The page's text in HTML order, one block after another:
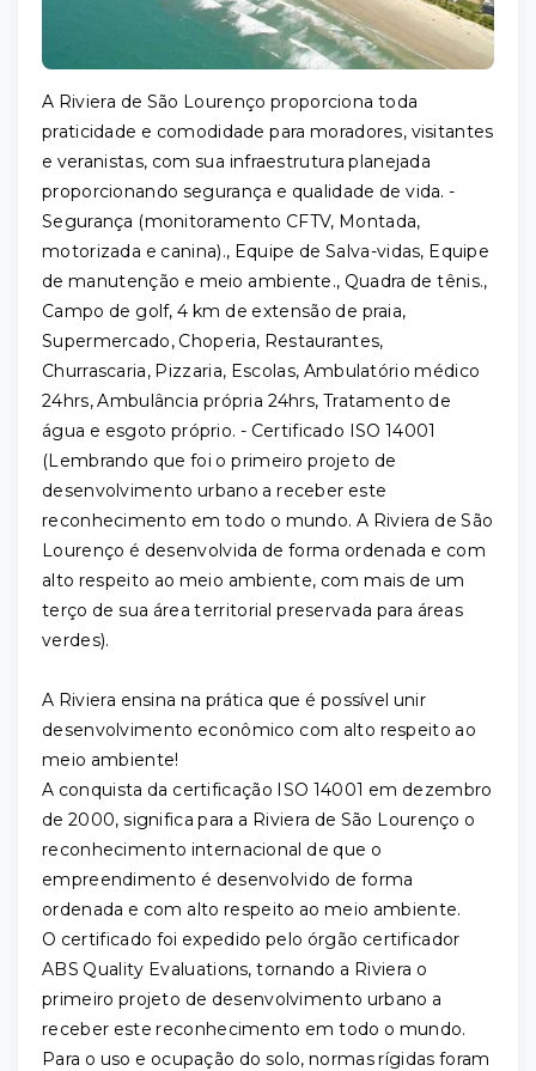
A Riviera de São Lourenço proporciona toda
praticidade e comodidade para moradores, visitantes
e veranistas, com sua infraestrutura planejada
proporcionando segurança e qualidade de vida. -
Segurança (monitoramento CFTV, Montada,
motorizada e canina)., Equipe de Salva-vidas, Equipe
de manutenção e meio ambiente., Quadra de tênis.,
Campo de golf, 4 km de extensão de praia,
Supermercado, Choperia, Restaurantes,
Churrascaria, Pizzaria, Escolas, Ambulatório médico
24hrs, Ambulância própria 24hrs, Tratamento de
água e esgoto próprio. - Certificado ISO 14001
(Lembrando que foi o primeiro projeto de
desenvolvimento urbano a receber este
reconhecimento em todo o mundo. A Riviera de São
Lourenço é desenvolvida de forma ordenada e com
alto respeito ao meio ambiente, com mais de um
terço de sua área territorial preservada para áreas
verdes).
A Riviera ensina na prática que é possível unir
desenvolvimento econômico com alto respeito ao
meio ambiente!
A conquista da certificação ISO 14001 em dezembro
de 2000, significa para a Riviera de São Lourenço o
reconhecimento internacional de que o
empreendimento é desenvolvido de forma
ordenada e com alto respeito ao meio ambiente.
O certificado foi expedido pelo órgão certificador
ABS Quality Evaluations, tornando a Riviera o
primeiro projeto de desenvolvimento urbano a
receber este reconhecimento em todo o mundo.
Para o uso e ocupação do solo, normas rígidas foram